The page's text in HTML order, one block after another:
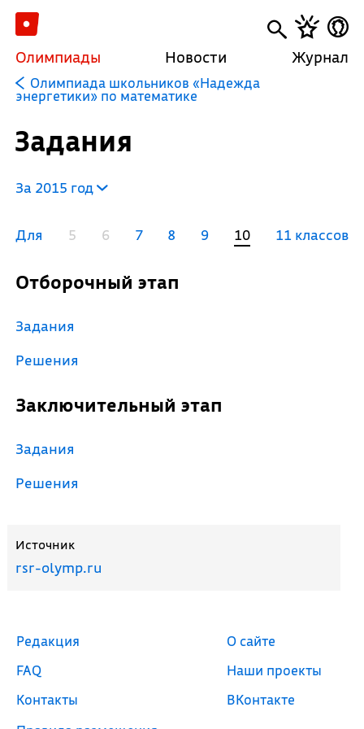
Олимпиады Новости Журнал
Олимпиада школьников «Надежда
энергетики» по математике
Задания
За 2015 год
Для 5 6 7 8 9 10 11 классов
Отборочный этап
Задания
Решения
Заключительный этап
Задания
Решения
Источник
rsr-olymp.ru
Редакция
FAQ
Контакты
О сайте
Наши проекты
ВКонтакте